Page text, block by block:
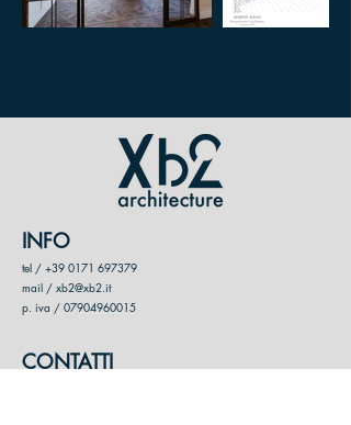
INFO
tel / +39 0171 697379
mail / xb2@xb2.it
p. iva / 07904960015
CONTATTI